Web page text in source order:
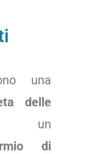
una
delle
di